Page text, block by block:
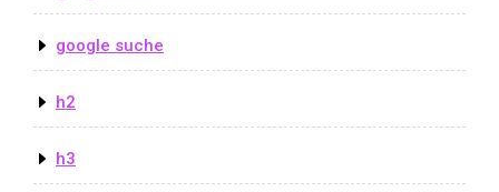
google suche
h2
h3